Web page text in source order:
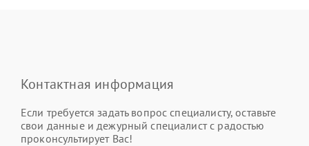
Контактная информация
Если требуется задать вопрос специалисту, оставьте
свои данные и дежурный специалист с радостью
проконсультирует Вас!